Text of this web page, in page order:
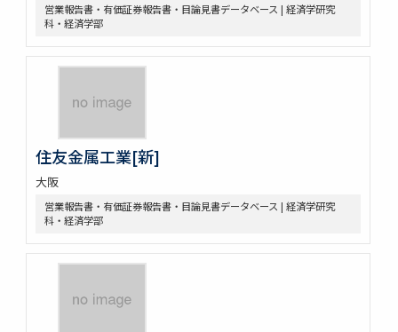
営業報告書・有価証券報告書・目論見書データベース | 経済学研究
科・経済学部
住友金属工業[新]
大阪
営業報告書・有価証券報告書・目論見書データベース | 経済学研究
科・経済学部